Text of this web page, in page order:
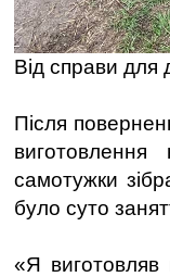
Від справи для
Після
самотужки
було суто
«Я виготовляв